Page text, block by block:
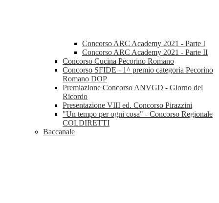
Concorso ARC Academy 2021 - Parte I
Concorso ARC Academy 2021 - Parte II
Concorso Cucina Pecorino Romano
Concorso SFIDE - 1^ premio categoria Pecorino
Romano DOP
Premiazione Concorso ANVGD - Giorno del
Ricordo
Presentazione VIII ed. Concorso Pirazzini
"Un tempo per ogni cosa" - Concorso Regionale
COLDIRETTI
Baccanale